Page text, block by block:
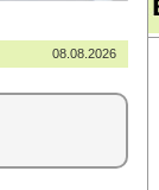
08.08.2026